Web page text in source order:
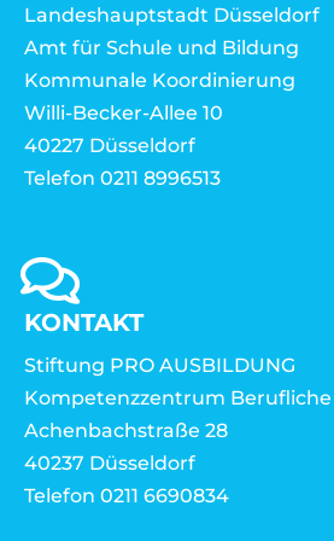
Landeshauptstadt Düsseldorf
Amt für Schule und Bildung
Kommunale Koordinierung
Willi-Becker-Allee 10
40227 Düsseldorf
Telefon 0211 8996513
KONTAKT
Stiftung PRO AUSBILDUNG
Kompetenzzentrum
Achenbachstraße 28
40237 Düsseldorf
Telefon 0211 6690834